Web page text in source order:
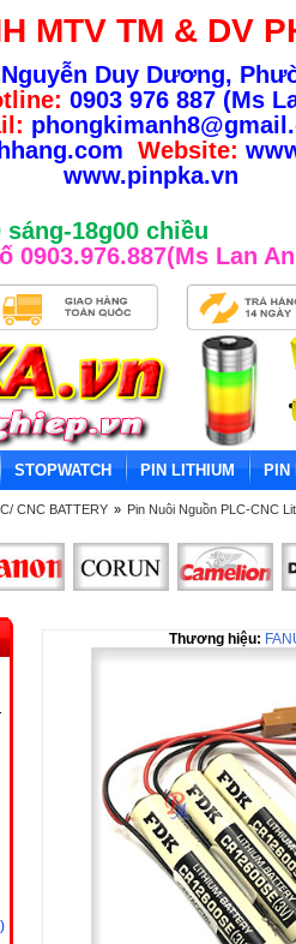
MTV TM & DV
Duy Dương,
0903 976 887 (Ms
Website:
www.pinpka.vn
18g00 chiều
0903.976.887(Ms Lan
STOPWATCH PIN LITHIUM PIN
CNC BATTERY » Pin Nuôi Nguồn PLC-CNC
Thương hiệu: